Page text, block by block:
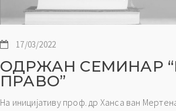
17/03/2022
ОДРЖАН СЕМИНАР
ПРАВО”
На иницијативу проф. др Ханса ван